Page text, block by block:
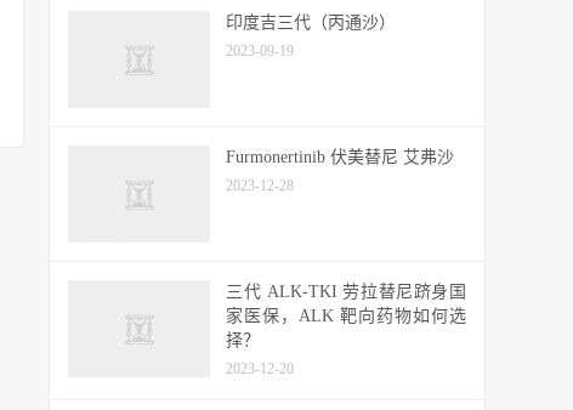
印度吉三代（丙通沙）
2023-09-19
Furmonertinib 伏美替尼 艾弗沙
2023-12-28
三代 ALK-TKI 劳拉替尼跻身国
家医保，ALK 靶向药物如何选
择？
2023-12-20